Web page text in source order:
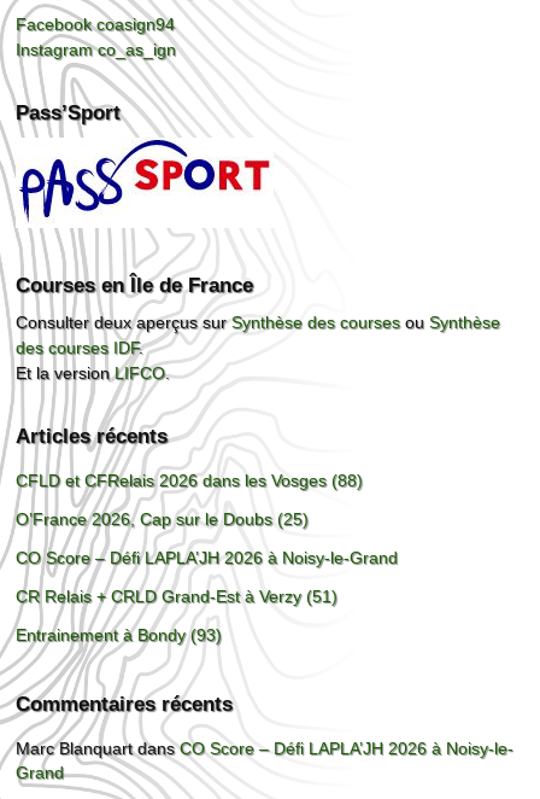
Facebook coasign94
Instagram co_as_ign
Pass’Sport
Courses en Île de France
Consulter deux aperçus surSynthèse des coursesouSynthèse
des courses IDF.
Et la versionLIFCO.
Articles récents
CFLD et CFRelais 2026 dans les Vosges (88)
O’France 2026, Cap sur le Doubs (25)
CO Score – Défi LAPLA’JH 2026 à Noisy-le-Grand
CR Relais + CRLD Grand-Est à Verzy (51)
Entrainement à Bondy (93)
Commentaires récents
Marc BlanquartdansCO Score – Défi LAPLA’JH 2026 à Noisy-le-
Grand